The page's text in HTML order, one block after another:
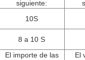
siguiente:
10S
8 a 10 S
El importe de las
El